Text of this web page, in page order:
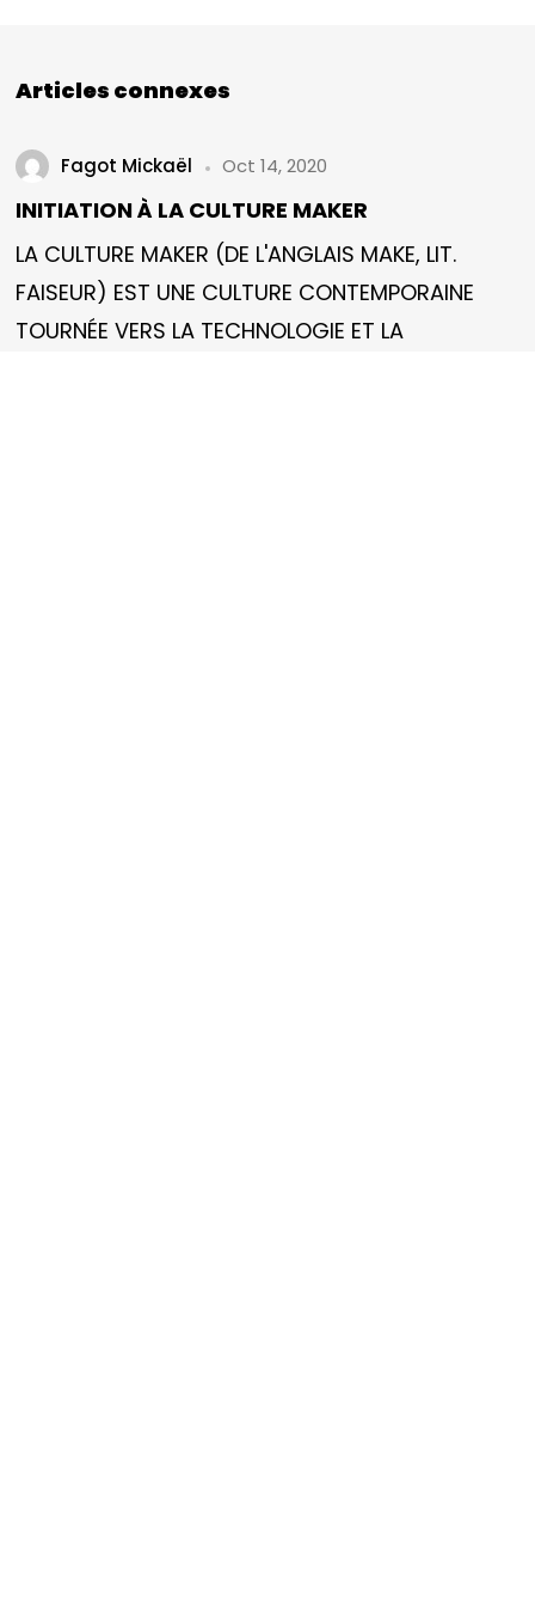
Articles connexes
Fagot Mickaël Oct 14, 2020
INITIATION À LA CULTURE MAKER
LA CULTURE MAKER (DE L'ANGLAIS MAKE, LIT.
FAISEUR) EST UNE CULTURE CONTEMPORAINE
TOURNÉE VERS LA TECHNOLOGIE ET LA
©2024 Res Fabrica tous droits réservés